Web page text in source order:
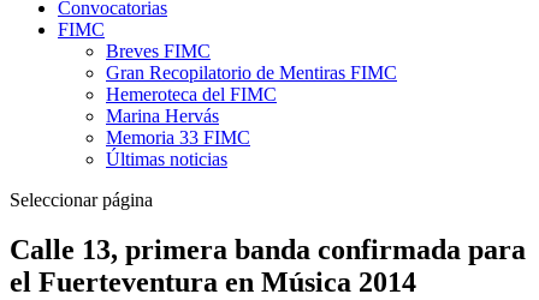
Convocatorias
FIMC
Breves FIMC
Gran Recopilatorio de Mentiras FIMC
Hemeroteca del FIMC
Marina Hervás
Memoria 33 FIMC
Últimas noticias
Seleccionar página
Calle 13, primera banda confirmada para
el Fuerteventura en Música 2014